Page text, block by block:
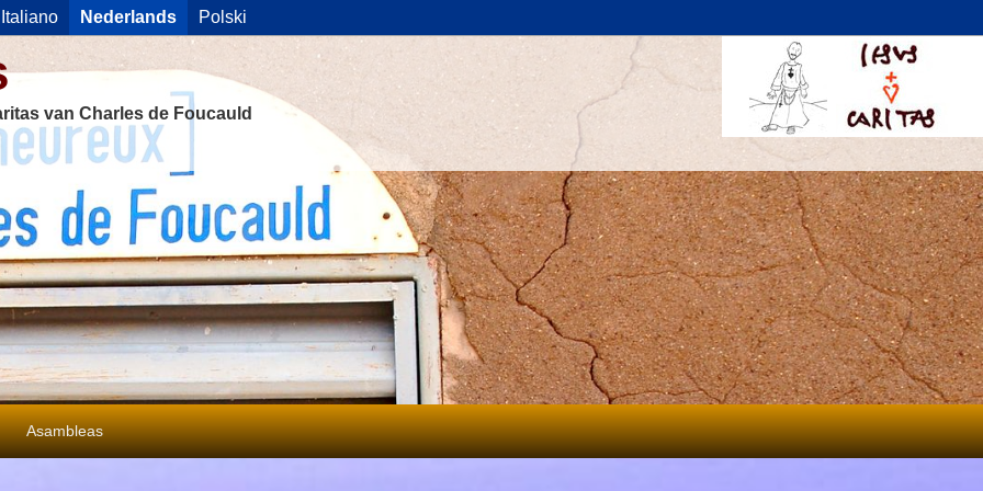
Italiano Nederlands Polski
van Charles de Foucauld
Asambleas